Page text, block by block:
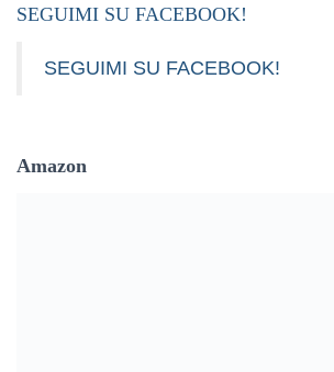
SEGUIMI SU FACEBOOK!
SEGUIMI SU FACEBOOK!
Amazon